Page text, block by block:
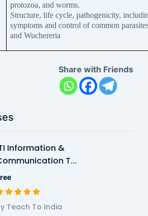
protozoa, and worms.
Structure, life cycle, pathogenicity,
symptoms and control of common
and Wuchereria
Share with Friends
Information &
T...
Teach To India